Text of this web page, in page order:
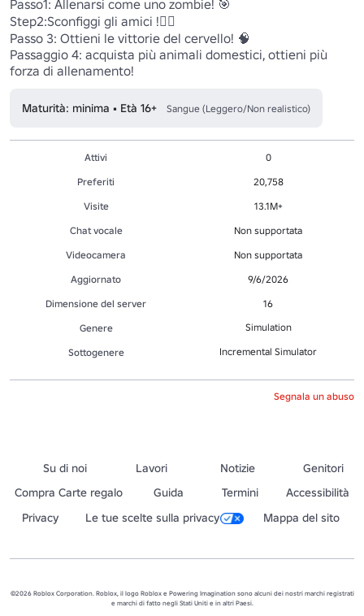
Passo1: Allenarsi come uno zombie! 🎯
Step2:Sconfiggi gli amici !✌🏻
Passo 3: Ottieni le vittorie del cervello! 🧠
Passaggio 4: acquista più animali domestici, ottieni più
Maturità: minima • Età 16+ Sangue (Leggero/Non realistico)
Attivi
0
Preferiti
20,758
Visite
13.1M+
Chat vocale
Non supportata
Videocamera
Non supportata
Aggiornato
9/6/2026
Dimensione del server
16
Genere
Simulation
Sottogenere Incremental Simulator
Segnala un abuso
Su di noi Lavori Notizie
Genitori
Compra Carte regalo
Guida Termini
Accessibilità
Privacy
Le tue scelte sulla privacy Mappa del sito
©2026 Roblox Corporation. Roblox, il logo Roblox e Powering Imagination sono alcuni dei nostri marchi registrati
e marchi di fatto negli Stati Uniti e in altri Paesi.